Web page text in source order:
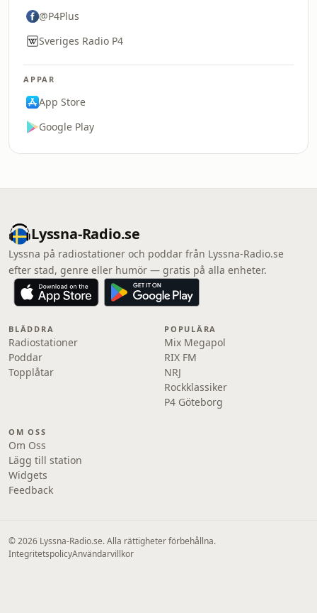
@P4Plus
Sveriges Radio P4
APPAR
App Store
Google Play
Lyssna-Radio.se
Lyssna på radiostationer och poddar från Lyssna-Radio.se
efter stad, genre eller humör — gratis på alla enheter.
BLÄDDRA
Radiostationer
Poddar
Topplåtar
POPULÄRA
Mix Megapol
RIX FM
NRJ
Rockklassiker
P4 Göteborg
OM OSS
Om Oss
Lägg till station
Widgets
Feedback
© 2026 Lyssna-Radio.se. Alla rättigheter förbehållna.
IntegritetspolicyAnvändarvillkor